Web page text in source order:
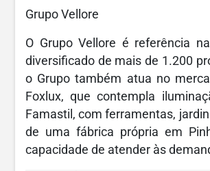
Grupo Vellore
O Grupo Vellore é referência
diversificado de mais de 1.200
o Grupo também atua no
Foxlux, que contempla
Famastil, com ferramentas,
de uma fábrica própria em
capacidade de atender às